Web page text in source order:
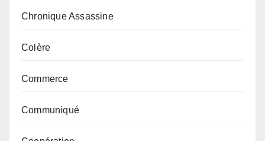
Chronique Assassine
Colère
Commerce
Communiqué